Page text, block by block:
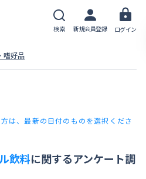
検索 新規会員登録 ログイン
嗜好品
は、最新の日付のものを選択くださ
飲料に関するアンケート調